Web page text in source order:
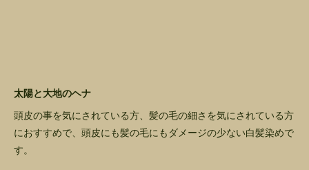
太陽と大地のヘナ
頭皮の事を気にされている方、髪の毛の細さを気にされている方
におすすめで、頭皮にも髪の毛にもダメージの少ない白髪染めで
す。